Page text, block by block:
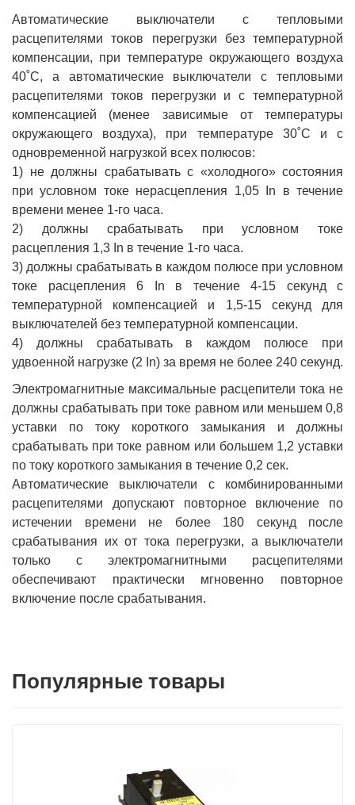
Автоматические выключатели с тепловыми
расцепителями токов перегрузки без температурной
компенсации, при температуре окружающего воздуха
40˚С, а автоматические выключатели с тепловыми
расцепителями токов перегрузки и с температурной
компенсацией (менее зависимые от температуры
окружающего воздуха), при температуре 30˚С и с
одновременной нагрузкой всех полюсов:
1) не должны срабатывать с «холодного» состояния
при условном токе нерасцепления 1,05 In в течение
времени менее 1-го часа.
2) должны срабатывать при условном токе
расцепления 1,3 In в течение 1-го часа.
3) должны срабатывать в каждом полюсе при условном
токе расцепления 6 In в течение 4-15 секунд с
температурной компенсацией и 1,5-15 секунд для
выключателей без температурной компенсации.
4) должны срабатывать в каждом полюсе при
удвоенной нагрузке (2 In) за время не более 240 секунд.
Электромагнитные максимальные расцепители тока не
должны срабатывать при токе равном или меньшем 0,8
уставки по току короткого замыкания и должны
срабатывать при токе равном или большем 1,2 уставки
по току короткого замыкания в течение 0,2 сек.
Автоматические выключатели с комбинированными
расцепителями допускают повторное включение по
истечении времени не более 180 секунд после
срабатывания их от тока перегрузки, а выключатели
только с электромагнитными расцепителями
обеспечивают практически мгновенно повторное
включение после срабатывания.
Популярные товары